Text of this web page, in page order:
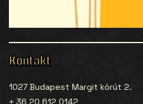
Kontakt
1027 Budapest Margit körút 2.
+ 36 20 612 0142